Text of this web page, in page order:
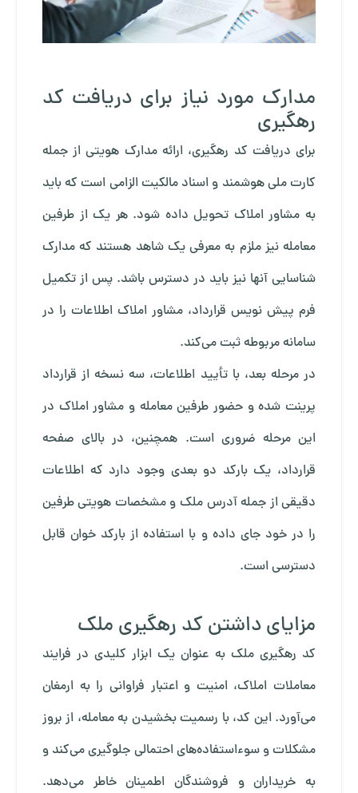
مدارک مورد نیاز برای دریافت کد
رهگیری
برای دریافت کد رهگیری، ارائه مدارک هویتی از جمله
کارت ملی هوشمند و اسناد مالکیت الزامی است که باید
به مشاور املاک تحویل داده شود. هر یک از طرفین
معامله نیز ملزم به معرفی یک شاهد هستند که مدارک
شناسایی آنها نیز باید در دسترس باشد. پس از تکمیل
فرم پیش نویس قرارداد، مشاور املاک اطلاعات را در
سامانه مربوطه ثبت می‌کند.
در مرحله بعد، با تأیید اطلاعات، سه نسخه از قرارداد
پرینت شده و حضور طرفین معامله و مشاور املاک در
این مرحله ضروری است. همچنین، در بالای صفحه
قرارداد، یک بارکد دو بعدی وجود دارد که اطلاعات
دقیقی از جمله آدرس ملک و مشخصات هویتی طرفین
را در خود جای داده و با استفاده از بارکد خوان قابل
دسترسی است.
مزایای داشتن کد رهگیری ملک
کد رهگیری ملک به عنوان یک ابزار کلیدی در فرایند
معاملات املاک، امنیت و اعتبار فراوانی را به ارمغان
می‌آورد. این کد، با رسمیت بخشیدن به معامله، از بروز
مشکلات و سوءاستفاده‌های احتمالی جلوگیری می‌کند و
به خریداران و فروشندگان اطمینان خاطر می‌دهد.